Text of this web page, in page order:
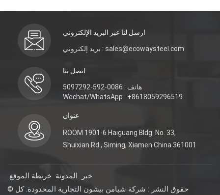
ارسل لنا عبر البريد الإلكتروني
بريد إلكتروني : sales@ecowaysteel.com
اتصل بنا
هاتف : 0086-592-5097292
Wechat/WhatsApp : +8618059296519
عنوان
ROOM 1901-6 Haiguang Bldg. No. 33,
Shuixian Rd., Siming, Xiamen China 361001
خريطة الموقع المدونة
خبر
© حقوق النشر : شركة شيامن بيشون التجارية المحدودة. كل